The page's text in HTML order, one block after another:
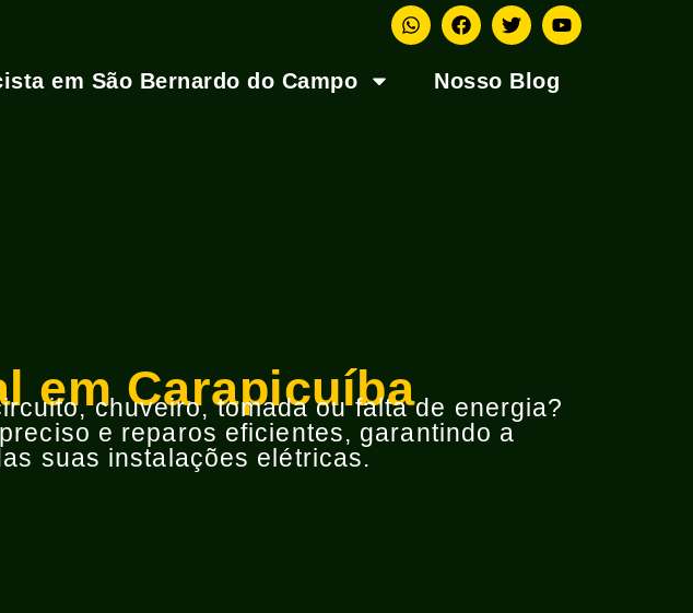
em São Bernardo do Campo Nosso Blog
em Carapicuíba
chuveiro, tomada ou falta de energia?
e reparos eficientes, garantindo a
suas instalações elétricas.